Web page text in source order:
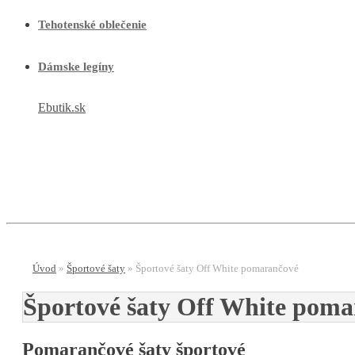
Tehotenské oblečenie
Dámske legíny
Ebutik.sk
Úvod » Športové šaty » Športové šaty Off White pomarančové
Športové šaty Off White
Pomarančové šaty športové